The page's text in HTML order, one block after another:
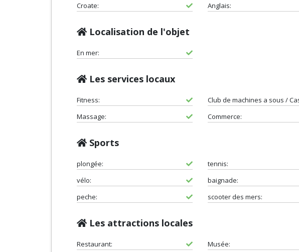
Croate: Anglais:
Localisation de l'objet
En mer:
Les services locaux
Fitness: Club de machines a sous /
Massage:
Commerce:
Sports
plongée: tennis:
vélo:
baignade:
peche:
scooter des mers:
Les attractions locales
Restaurant: Musée: